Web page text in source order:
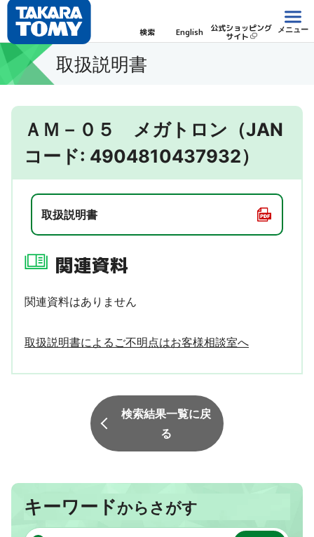
検索 English 公式ショッピング
サイト
メニュー
取扱説明書
ＡＭ－０５ メガトロン（JAN
コード: 4904810437932）
取扱説明書
関連資料
関連資料はありません
取扱説明書によるご不明点はお客様相談室へ
検索結果一覧に戻
る
キーワードからさがす